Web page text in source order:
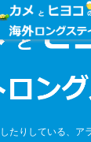
たりしている、ア